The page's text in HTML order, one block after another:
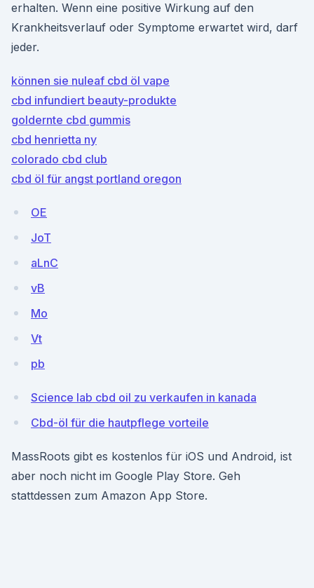
erhalten. Wenn eine positive Wirkung auf den
Krankheitsverlauf oder Symptome erwartet wird, darf
jeder.
können sie nuleaf cbd öl vape
cbd infundiert beauty-produkte
goldernte cbd gummis
cbd henrietta ny
colorado cbd club
cbd öl für angst portland oregon
OE
JoT
aLnC
vB
Mo
Vt
pb
Science lab cbd oil zu verkaufen in kanada
Cbd-öl für die hautpflege vorteile
MassRoots gibt es kostenlos für iOS und Android, ist
aber noch nicht im Google Play Store. Geh
stattdessen zum Amazon App Store.